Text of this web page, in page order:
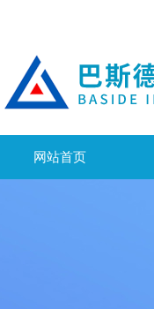
网站首页